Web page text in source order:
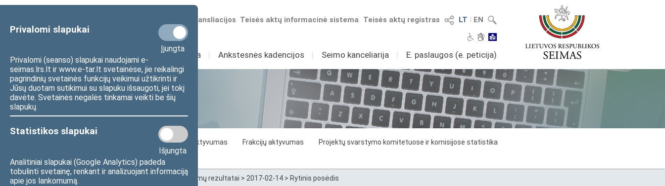
Privalomi slapukai
Įjungta
Privalomi (seanso) slapukai naudojami e-
seimas.lrs.lt ir www.e-tar.lt svetainėse, jie reikalingi
pagrindinių svetainės funkcijų veikimui užtikrinti ir
Jūsų duotam sutikimui su slapuku išsaugoti, jei tokį
davėte. Svetainės negalės tinkamai veikti be šių
slapukų.
Statistikos slapukai
Išjungta
Analitiniai slapukai (Google Analytics) padeda
tobulinti svetainę, renkant ir analizuojant informaciją
apie jos lankomumą.
LT I EN
Teisės aktų registras
Teisės aktų informacinė sistema
Numatomos transliacijos
Sudėtis Veikla I Ankstesnės kadencijos I Seimo kanceliarija I E. paslaugos (e. peticija)
Statistika
Seimo narių aktyvumas Frakcijų aktyvumas
Projektų svarstymo komitetuose ir komisijose statistika
Seimo narių balsavimų rezultatai
Pradžia Seimo narių balsavimų rezultatai > 2017-02-14 > Rytinis posėdis